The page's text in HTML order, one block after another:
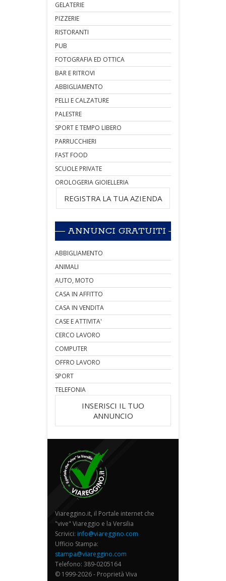
GELATERIE
PIZZERIE
RISTORANTI
PUB
FOTOGRAFIA ED OTTICA
BAR E RITROVI
ABBIGLIAMENTO
PELLI E CALZATURE
PALESTRE
SPORT E TEMPO LIBERO
PARRUCCHIERI
FAST FOOD
SCUOLE PRIVATE
OROLOGERIA GIOIELLERIA
REGISTRA LA TUA AZIENDA
ANNUNCI GRATUITI
ABBIGLIAMENTO
ANIMALI
AUTO, MOTO
CASA IN AFFITTO
CASA IN VENDITA
CASE E ATTIVITA'
CERCO LAVORO
COMPUTER
OFFRO LAVORO
SPORT
TELEFONIA
INSERISCI IL TUO
ANNUNCIO
Viareggino.it, il Portale internet che
"vive" Viareggio e la Versilia
Scrivici: info@viareggino.com
Ufficio Stampa:
stampa@viareggino.com
Telefono: 389-0205164
© 1999-2026 - Proprietà Viva